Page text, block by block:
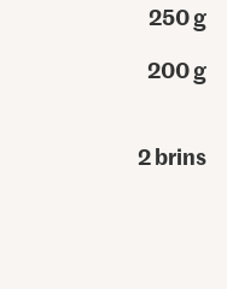
250 g
200 g
2 brins